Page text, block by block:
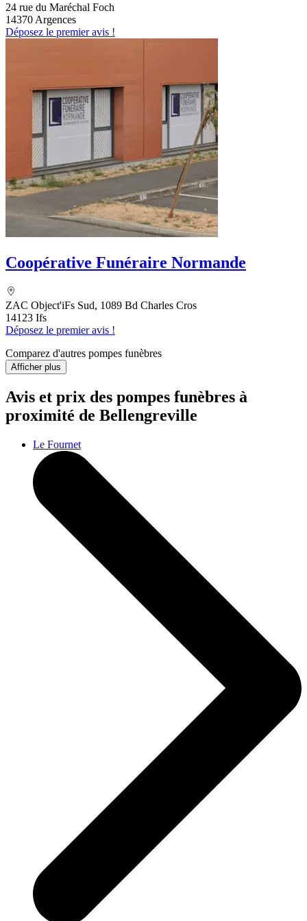
24 rue du Maréchal Foch
14370 Argences
Déposez le premier avis !
Coopérative Funéraire Normande
ZAC Object'iFs Sud, 1089 Bd Charles Cros
14123 Ifs
Déposez le premier avis !
Comparez d'autres pompes funèbres
Afficher plus
Avis et prix des pompes funèbres à
proximité de Bellengreville
Le Fournet